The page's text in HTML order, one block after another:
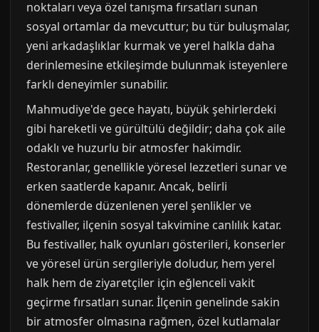
noktaları veya özel tanışma fırsatları sunan
sosyal ortamlar da mevcuttur; bu tür buluşmalar,
yeni arkadaşlıklar kurmak ve yerel halkla daha
derinlemesine etkileşimde bulunmak isteyenlere
farklı deneyimler sunabilir.
Mahmudiye'de gece hayatı, büyük şehirlerdeki
gibi hareketli ve gürültülü değildir; daha çok aile
odaklı ve huzurlu bir atmosfer hakimdir.
Restoranlar, genellikle yöresel lezzetleri sunar ve
erken saatlerde kapanır. Ancak, belirli
dönemlerde düzenlenen yerel şenlikler ve
festivaller, ilçenin sosyal takvimine canlılık katar.
Bu festivaller, halk oyunları gösterileri, konserler
ve yöresel ürün sergileriyle doludur, hem yerel
halk hem de ziyaretçiler için eğlenceli vakit
geçirme fırsatları sunar. İlçenin genelinde sakin
bir atmosfer olmasına rağmen, özel kutlamalar